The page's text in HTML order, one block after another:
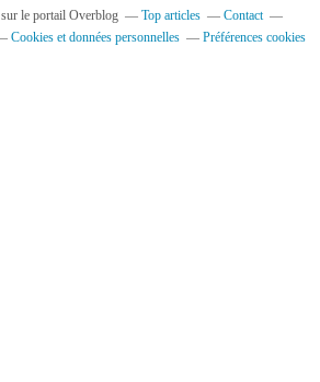
sur le portail Overblog Top articles
Contact
Cookies et données personnelles Préférences cookies